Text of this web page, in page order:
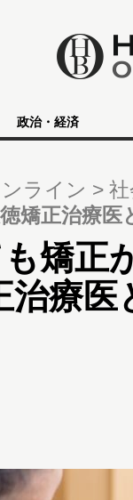
政治・経済
ライン
矯正治療医
矯正
療医